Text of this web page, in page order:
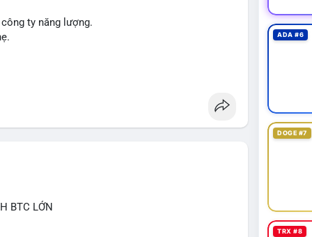
ty năng lượng.
BTC LỚN
ADA #6
DOGE #7
TRX #8